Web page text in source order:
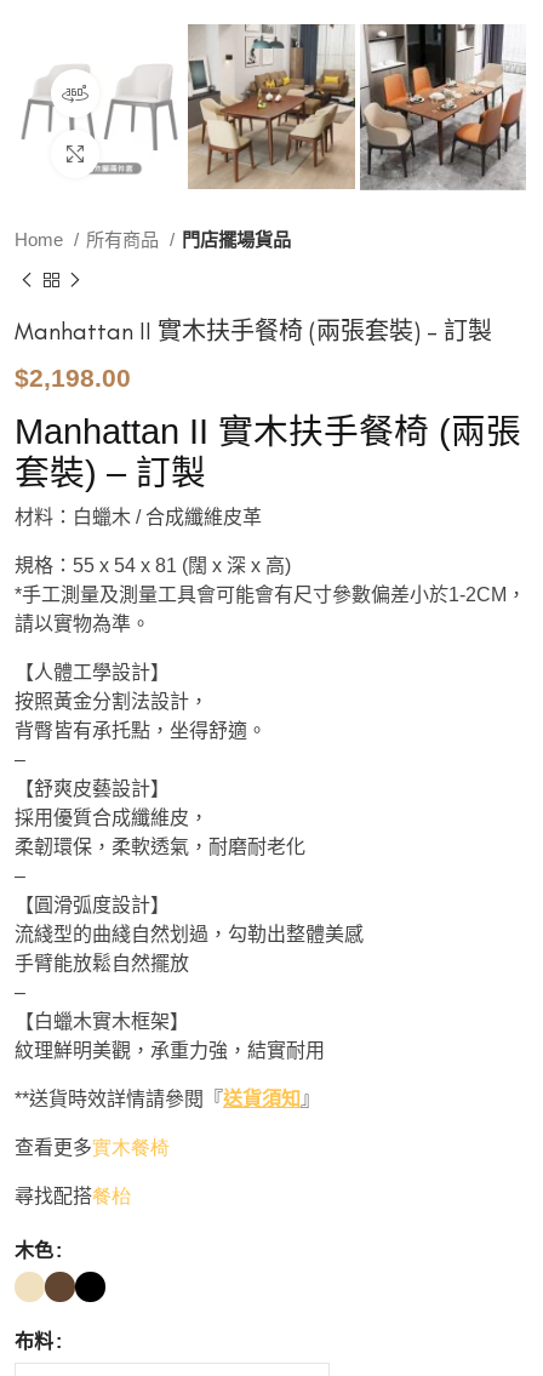
360 product view
Click to enlarge
Home 所有商品 門店擺場貨品
Manhattan II 實木扶手餐椅 (兩張套裝) – 訂製
$2,198.00
Manhattan II 實木扶手餐椅 (兩張
套裝) – 訂製
材料：白蠟木 / 合成纖維皮革
規格：55 x 54 x 81 (闊 x 深 x 高)
*手工測量及測量工具會可能會有尺寸參數偏差小於1-2CM，
請以實物為準。
【人體工學設計】
按照黃金分割法設計，
背臀皆有承托點，坐得舒適。
–
【舒爽皮藝設計】
採用優質合成纖維皮，
柔韌環保，柔軟透氣，耐磨耐老化
–
【圓滑弧度設計】
流綫型的曲綫自然划過，勾勒出整體美感
手臂能放鬆自然擺放
–
【白蠟木實木框架】
紋理鮮明美觀，承重力強，結實耐用
**送貨時效詳情請參閱『送貨須知 』
查看更多實木餐椅
尋找配搭餐枱
木色
布料